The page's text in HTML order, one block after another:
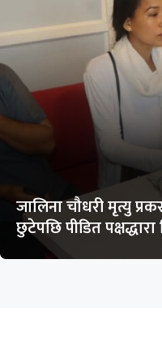
जालिना चौधरी मृत्यु
छुटेपछि पीडित पक्षद्धारा